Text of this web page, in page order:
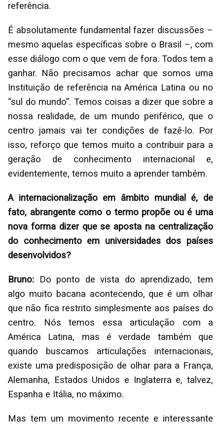
referência.
É absolutamente fundamental fazer discussões –
mesmo aquelas específicas sobre o Brasil –, com
esse diálogo com o que vem de fora. Todos tem a
ganhar. Não precisamos achar que somos uma
Instituição de referência na América Latina ou no
“sul do mundo”. Temos coisas a dizer que sobre a
nossa realidade, de um mundo periférico, que o
centro jamais vai ter condições de fazê-lo. Por
isso, reforço que temos muito a contribuir para a
geração de conhecimento internacional e,
evidentemente, temos muito a aprender também.
A internacionalização em âmbito mundial é, de
fato, abrangente como o termo propõe ou é uma
nova forma dizer que se aposta na centralização
do conhecimento em universidades dos países
desenvolvidos?
Bruno: Do ponto de vista do aprendizado, tem
algo muito bacana acontecendo, que é um olhar
que não fica restrito simplesmente aos países do
centro. Nós temos essa articulação com a
América Latina, mas é verdade também que
quando buscamos articulações internacionais,
existe uma predisposição de olhar para a França,
Alemanha, Estados Unidos e Inglaterra e, talvez,
Espanha e Itália, no máximo.
Mas tem um movimento recente e interessante